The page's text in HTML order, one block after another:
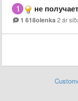
не получается
1 618olenka2 ár